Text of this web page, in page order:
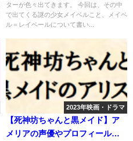
ターが色々出てきます。 今回は、その中
で出てくる謎の少女メイベルこと、メイベ
ル＝レイベールについて書い...
2023年映画・ドラマ
【死神坊ちゃんと黒メイド】ア
メリアの声優やプロフィール